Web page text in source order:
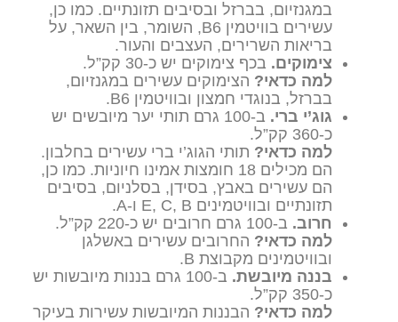
במגנזיום, בברזל ובסיבים תזונתיים. כמו כן,
עשירים בוויטמין B6, השומר, בין השאר, על
בריאות השרירים, העצבים והעור.
צימוקים. בכף צימוקים יש כ-30 קק”ל.
למה כדאי? הצימוקים עשירים במגנזיום,
בברזל, בנוגדי חמצון ובוויטמין B6.
גוג’י ברי.
ב-100 גרם תותי יער מיובשים יש
כ-360 קק”ל.
למה כדאי? תותי הגוג’י ברי עשירים בחלבון.
הם מכילים 18 חומצות אמינו חיוניות. כמו כן,
הם עשירים באבץ, בסידן, בסלניום, בסיבים
תזונתיים ובוויטמינים E, C, B ו-A.
חרוב. ב-100 גרם חרובים יש כ-220 קק”ל.
למה כדאי? החרובים עשירים באשלגן
ובוויטמינים מקבוצת B.
בננה מיובשת.
ב-100 גרם בננות מיובשות יש
כ-350 קק”ל.
למה כדאי? הבננות המיובשות עשירות בעיקר